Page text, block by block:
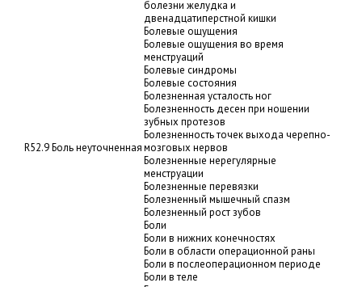
R52.9 Боль неуточненная
болезни желудка и
двенадцатиперстной кишки
Болевые ощущения
Болевые ощущения во время
менструаций
Болевые синдромы
Болевые состояния
Болезненная усталость ног
Болезненность десен при ношении
зубных протезов
Болезненность точек выхода черепно-
мозговых нервов
Болезненные нерегулярные
менструации
Болезненные перевязки
Болезненный мышечный спазм
Болезненный рост зубов
Боли
Боли в нижних конечностях
Боли в области операционной раны
Боли в послеоперационном периоде
Боли в теле